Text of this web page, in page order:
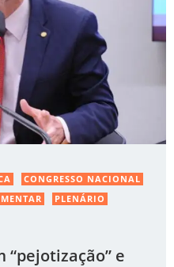
CONGRESSO NACIONAL
PLENÁRIO
e